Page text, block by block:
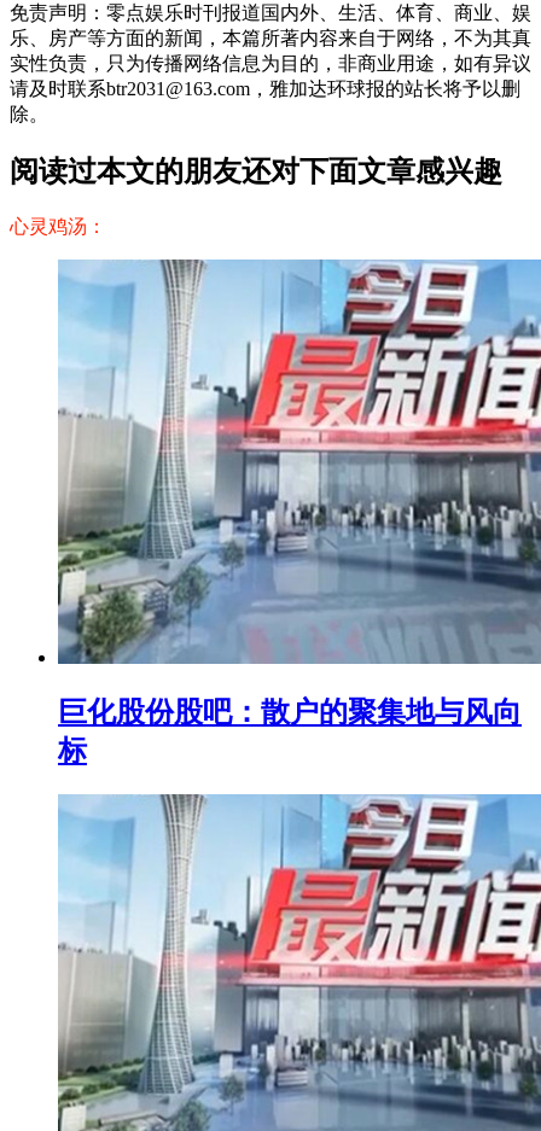
免责声明：零点娱乐时刊报道国内外、生活、体育、商业、娱
乐、房产等方面的新闻，本篇所著内容来自于网络，不为其真
实性负责，只为传播网络信息为目的，非商业用途，如有异议
请及时联系btr2031@163.com，雅加达环球报的站长将予以删
除。
阅读过本文的朋友还对下面文章感兴趣
心灵鸡汤：
巨化股份股吧：散户的聚集地与风向
标